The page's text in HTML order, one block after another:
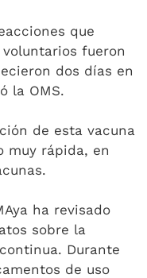
que
fueron
dos días en
la OMS.
de esta vacuna
muy rápida, en
ha revisado
sobre la
Durante
de uso